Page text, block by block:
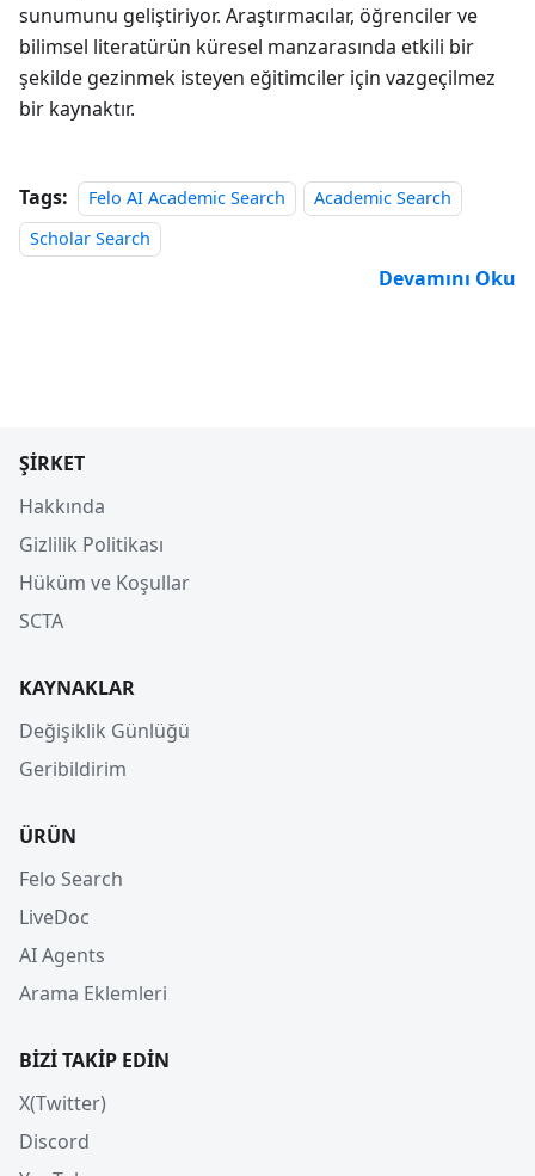
sunumunu geliştiriyor. Araştırmacılar, öğrenciler ve
bilimsel literatürün küresel manzarasında etkili bir
şekilde gezinmek isteyen eğitimciler için vazgeçilmez
bir kaynaktır.
Tags: Felo AI Academic Search
Academic Search
Scholar Search
Devamını Oku
ŞIRKET
Hakkında
Gizlilik Politikası
Hüküm ve Koşullar
SCTA
KAYNAKLAR
Değişiklik Günlüğü
Geribildirim
ÜRÜN
Felo Search
LiveDoc
AI Agents
Arama Eklemleri
BIZI TAKIP EDIN
X(Twitter)
Discord